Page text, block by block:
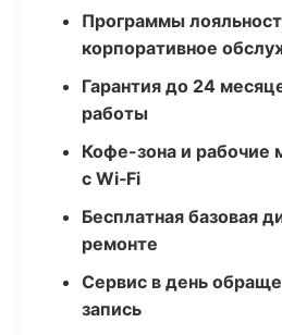
Программы
корпоративное
Гарантия до 24
работы
Кофе-зона и рабочие
с Wi‑Fi
Бесплатная базовая
ремонте
Сервис в день
запись